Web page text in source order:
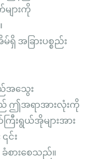
ျားကို
အခြားပစ္စည်း
အသွေး
ည် ဤအရာအားလုံးကို
းရွယ်အိုများအား
င်း
စားစေသည်။